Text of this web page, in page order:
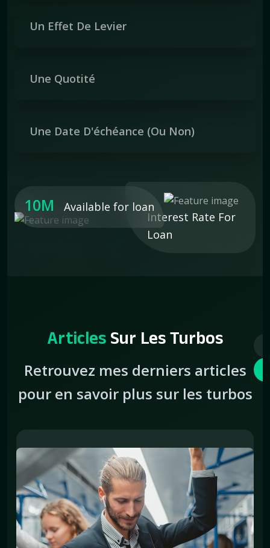
Un Effet De Levier
Une Quotité
Une Date D'échéance (ou Non)
Interest Rate For
Loan
10M Available for loan
ArticlesSur Les Turbos
Retrouvez mes derniers articles
pour en savoir plus sur les turbos